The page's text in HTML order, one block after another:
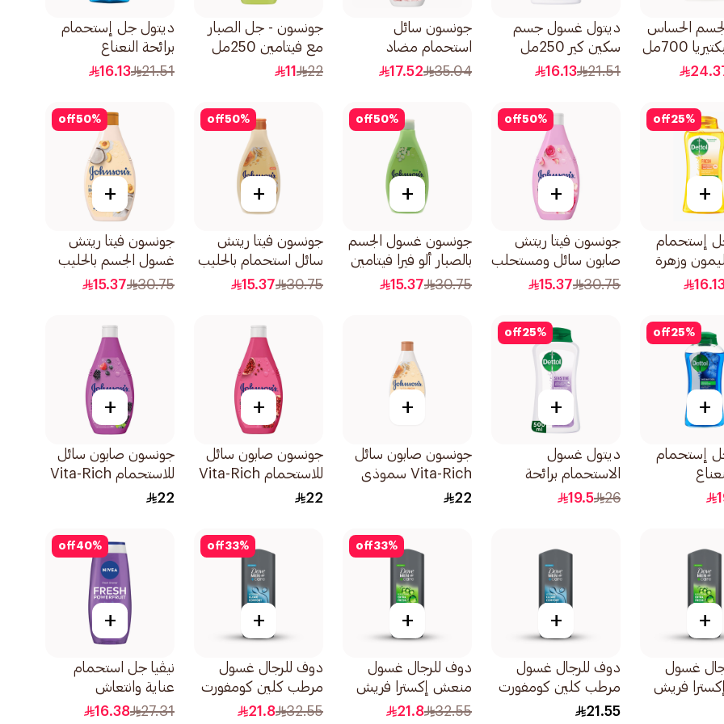
الحساس
700مل
ديتول غسول جسم
سكين كير 250مل
21.51
16.13
جونسون سائل
استحمام مضاد
للبكتيريا بزهر اللوز
35.04
17.52
جونسون - جل الصبار
مع فيتامين 250مل
22
11
ديتول جل إستحمام
برائحة النعناع
والبرغموت 250مل
21.51
16.13
25%
off
+
إستحمام
وزهرة
50%
off
+
جونسون فيتا ريتش
صابون سائل ومستحلب
للاستحمام بنسيم ماء
30.75
15.37
50%
off
+
جونسون غسول الجسم
بالصبار ألو فيرا فيتامين
هـ 400مل
30.75
15.37
50%
off
+
جونسون فيتا ريتش
سائل استحمام بالحليب
والعسل الطبيعي
30.75
15.37
50%
off
+
جونسون فيتا ريتش
غسول الجسم بالحليب
وخلاصة الخوخ وجوز
30.75
15.37
25%
off
+
إستحمام
25%
off
+
ديتول غسول
الاستحمام برائحة
اللافندر والمسك الأبيض
26
19.5
+
جونسون صابون سائل
Vita-Rich سموذي
راحة 250مل
22
+
جونسون صابون سائل
للاستحمام Vita-Rich
إشراقة 250مل
22
+
جونسون صابون سائل
للاستحمام Vita-Rich
نضارة 250مل
22
+
غسول
فريش
+
دوف للرجال غسول
مرطب كلين كومفورت
250مل
21.55
33%
off
+
دوف للرجال غسول
منعش إكسترا فريش
400مل
32.55
21.8
33%
off
+
دوف للرجال غسول
مرطب كلين كومفورت
400مل
32.55
21.8
40%
off
+
نيڤيا جل استحمام
عناية وانتعاش
بمضادات الأكسدة عطر
27.31
16.38